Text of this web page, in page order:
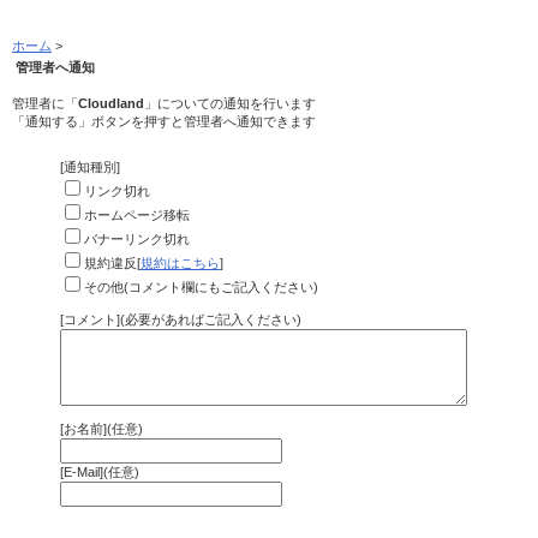
ホーム >
管理者へ通知
管理者に「Cloudland 」についての通知を行います
「通知する」ボタンを押すと管理者へ通知できます
[通知種別]
リンク切れ
ホームページ移転
バナーリンク切れ
規約違反[規約はこちら]
その他(コメント欄にもご記入ください)
[コメント](必要があればご記入ください)
[お名前](任意)
[E-Mail](任意)